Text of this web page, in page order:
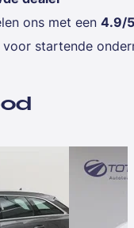
ons met een 4.9/5
startende